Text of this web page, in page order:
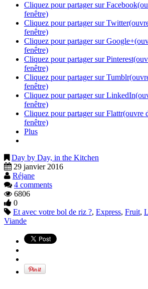
Cliquez pour partager sur
fenêtre)
Cliquez pour partager sur
fenêtre)
Cliquez pour partager sur
fenêtre)
Cliquez pour partager sur
fenêtre)
Cliquez pour partager sur
fenêtre)
Cliquez pour partager sur
fenêtre)
Cliquez pour partager sur Flattr(ouvre
fenêtre)
Plus
Day by Day, in the Kitchen
29 janvier 2016
Réjane
4 comments
6806
0
Et avec votre bol de riz ?, Express, Fruit,
Viande